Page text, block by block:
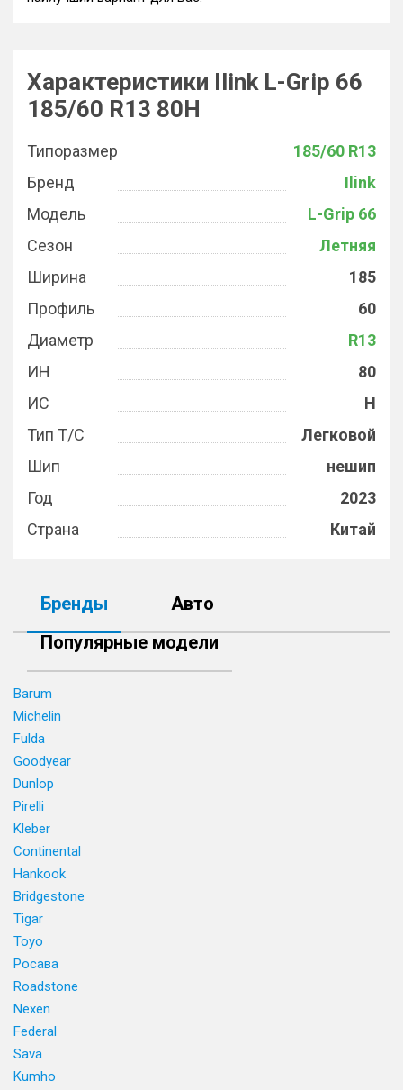
Характеристики Ilink L-Grip 66
185/60 R13 80H
Типоразмер
185/60 R13
Бренд
Ilink
Модель
L-Grip 66
Сезон
Летняя
Ширина
185
Профиль
60
Диаметр
R13
ИН
80
ИС
H
Тип Т/С
Легковой
Шип
нешип
Год
2023
Страна
Китай
Бренды
Авто
Популярные модели
Barum
Michelin
Fulda
Goodyear
Dunlop
Pirelli
Kleber
Continental
Hankook
Bridgestone
Tigar
Toyo
Росава
Roadstone
Nexen
Federal
Sava
Kumho